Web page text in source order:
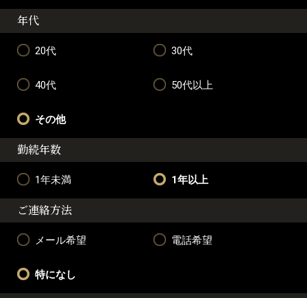
年代
20代 30代
40代 50代以上
その他
勤続年数
1年未満 1年以上
ご連絡方法
メール希望 電話希望
特になし